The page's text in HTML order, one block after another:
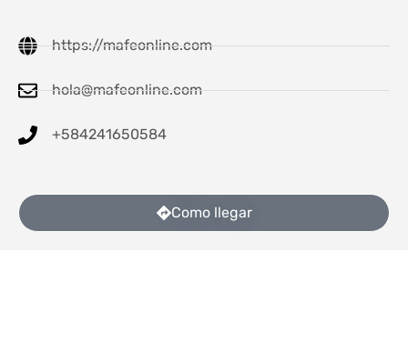
https://mafeonline.com
hola@mafeonline.com
+584241650584
Como llegar